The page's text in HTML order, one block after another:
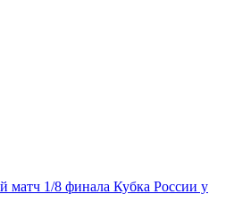
матч 1/8 финала Кубка России у